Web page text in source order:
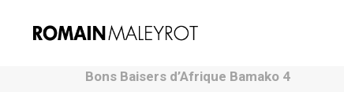
Bons Baisers d’Afrique Bamako 4